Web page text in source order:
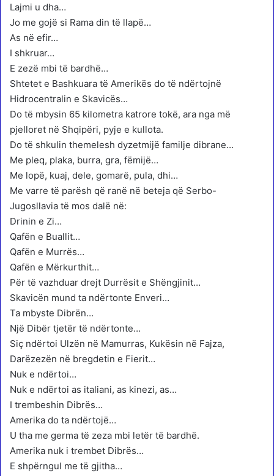
Lajmi u dha…
Jo me gojë si Rama din të llapë…
As në efir…
I shkruar…
E zezë mbi të bardhë…
Shtetet e Bashkuara të Amerikës do të ndërtojnë
Hidrocentralin e Skavicës…
Do të mbysin 65 kilometra katrore tokë, ara nga më
pjelloret në Shqipëri, pyje e kullota.
Do të shkulin themelesh dyzetmijë familje dibrane…
Me pleq, plaka, burra, gra, fëmijë…
Me lopë, kuaj, dele, gomarë, pula, dhi…
Me varre të parësh që ranë në beteja që Serbo-
Jugosllavia të mos dalë në:
Drinin e Zi…
Qafën e Buallit…
Qafën e Murrës…
Qafën e Mërkurthit…
Për të vazhduar drejt Durrësit e Shëngjinit…
Skavicën mund ta ndërtonte Enveri…
Ta mbyste Dibrën…
Një Dibër tjetër të ndërtonte…
Siç ndërtoi Ulzën në Mamurras, Kukësin në Fajza,
Darëzezën në bregdetin e Fierit…
Nuk e ndërtoi…
Nuk e ndërtoi as italiani, as kinezi, as…
I trembeshin Dibrës…
Amerika do ta ndërtojë…
U tha me germa të zeza mbi letër të bardhë.
Amerika nuk i trembet Dibrës…
E shpërngul me të gjitha…